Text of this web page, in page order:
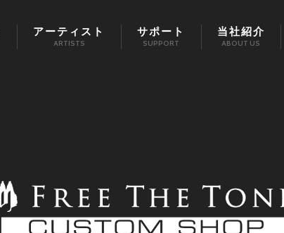
アーティスト
ARTISTS
サポート
SUPPORT
当社紹介
ABOUT US